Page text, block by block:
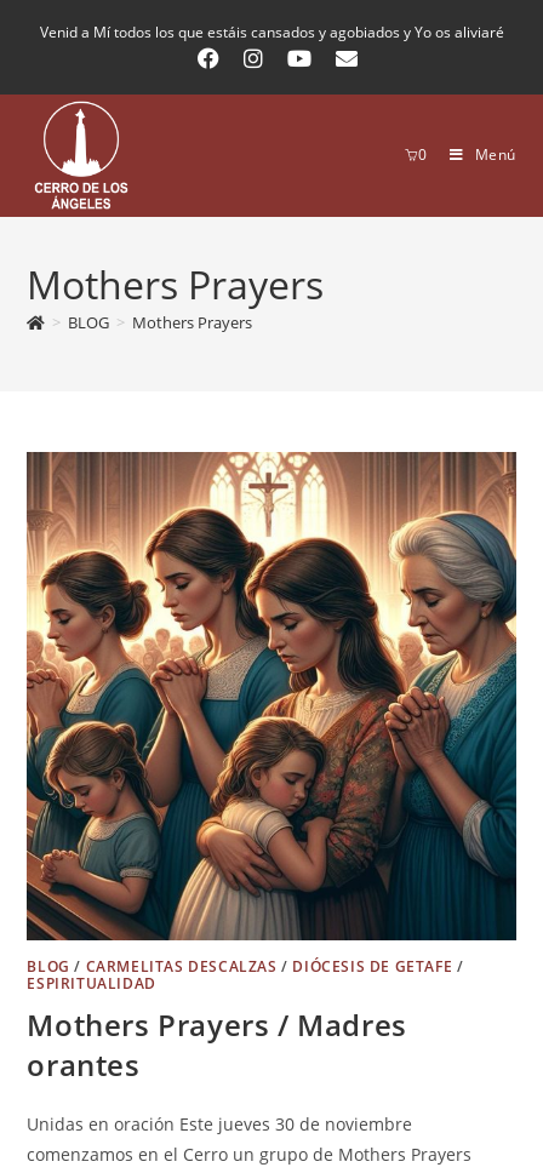
Venid a Mí todos los que estáis cansados y agobiados y Yo os aliviaré
0 Menú
Mothers Prayers
> BLOG > Mothers Prayers
BLOG / CARMELITAS DESCALZAS / DIÓCESIS DE GETAFE /
ESPIRITUALIDAD
Mothers Prayers / Madres
orantes
Unidas en oración Este jueves 30 de noviembre
comenzamos en el Cerro un grupo de Mothers Prayers